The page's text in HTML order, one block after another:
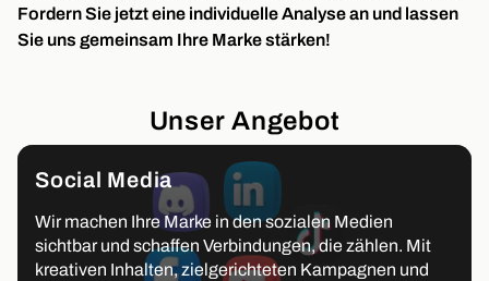
Fordern Sie jetzt eine individuelle Analyse an und lassen
Sie uns gemeinsam Ihre Marke stärken!
Unser Angebot
Social Media
Wir machen Ihre Marke in den sozialen Medien
sichtbar und schaffen Verbindungen, die zählen. Mit
kreativen Inhalten, zielgerichteten Kampagnen und